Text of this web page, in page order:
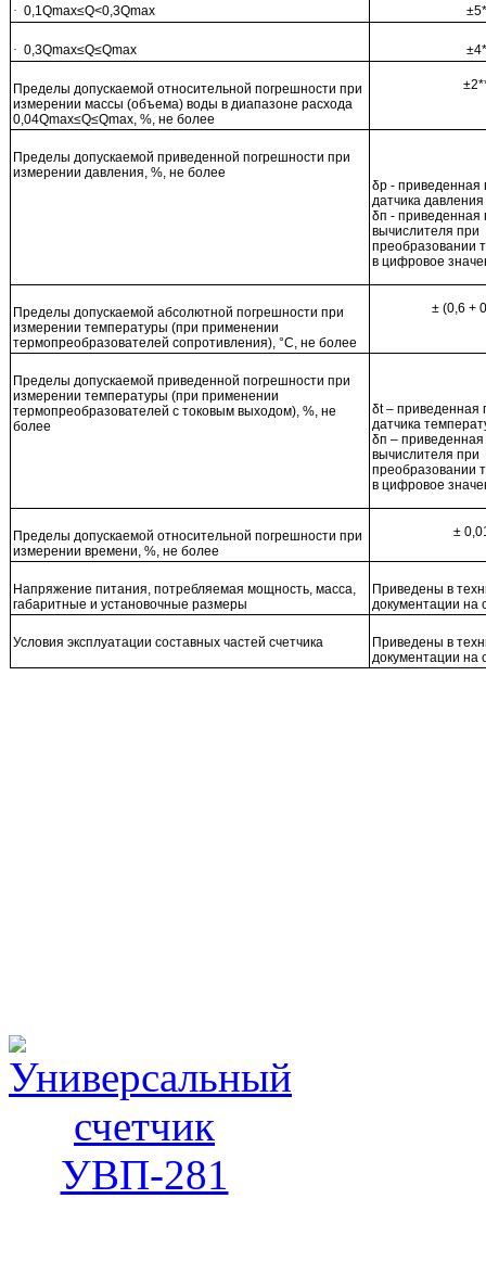
· 0,1Qmax≤Q<0,3Qmax
· 0,3Qmax≤Q≤Qmax
Пределы допускаемой относительной погрешности при
измерении массы (объема) воды в диапазоне расхода
0,04Qmax≤Q≤Qmax, %, не более
Пределы допускаемой приведенной погрешности при
измерении давления, %, не более
δр - приведенная
датчика давления
δп - приведенная
вычислителя при
преобразовании
в цифровое
Пределы допускаемой абсолютной погрешности при
измерении температуры (при применении
термопреобразователей сопротивления), °С, не более
± (0,6 +
Пределы допускаемой приведенной погрешности при
измерении температуры (при применении
термопреобразователей с токовым выходом), %, не
более
δt – приведенная
датчика
δп –
вычислителя при
преобразовании
в цифровое
Пределы допускаемой относительной погрешности при
измерении времени, %, не более
±
Напряжение питания, потребляемая мощность, масса,
габаритные и установочные размеры
Приведены в
документации на
Условия эксплуатации составных частей счетчика
Приведены в
документации на